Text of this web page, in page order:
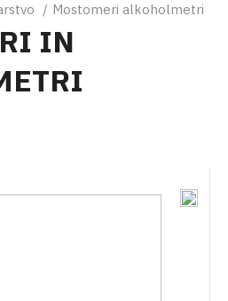
Mostomeri alkoholmetri
IN